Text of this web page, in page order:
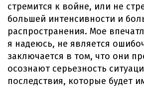
стремится к войне, или не
большей интенсивности и
распространения. Мое
я надеюсь, не является
заключается в том, что они
осознают серьезность
последствия, которые будет